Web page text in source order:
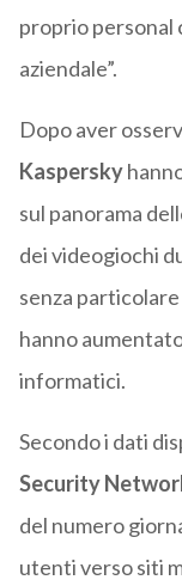
proprio personal
aziendale”.
Dopo aver
Kaspersky
sul panorama
dei videogiochi
senza
hanno
informatici.
Secondo i dati
Security
del numero
utenti verso siti